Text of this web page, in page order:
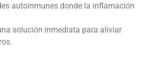
autoinmunes donde la inflamación
solución inmediata para aliviar